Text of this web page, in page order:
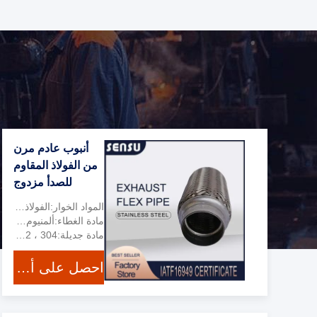
أنبوب عادم مرن
من الفولاذ المقاوم
للصدأ مزدوج
احصل على أفضل سعر